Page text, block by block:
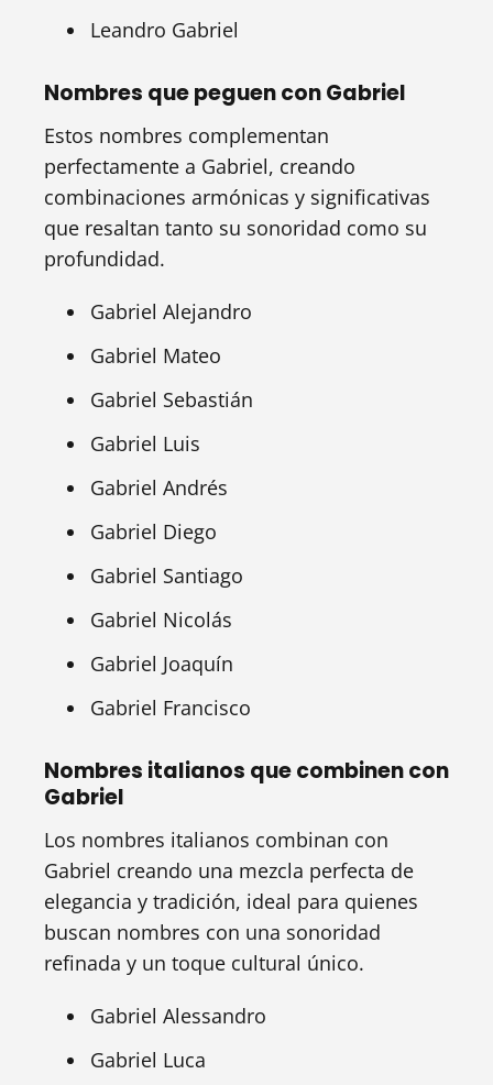
Leandro Gabriel
Nombres que peguen con Gabriel
Estos nombres complementan
perfectamente a Gabriel, creando
combinaciones armónicas y significativas
que resaltan tanto su sonoridad como su
profundidad.
Gabriel Alejandro
Gabriel Mateo
Gabriel Sebastián
Gabriel Luis
Gabriel Andrés
Gabriel Diego
Gabriel Santiago
Gabriel Nicolás
Gabriel Joaquín
Gabriel Francisco
Nombres italianos que combinen con
Gabriel
Los nombres italianos combinan con
Gabriel creando una mezcla perfecta de
elegancia y tradición, ideal para quienes
buscan nombres con una sonoridad
refinada y un toque cultural único.
Gabriel Alessandro
Gabriel Luca